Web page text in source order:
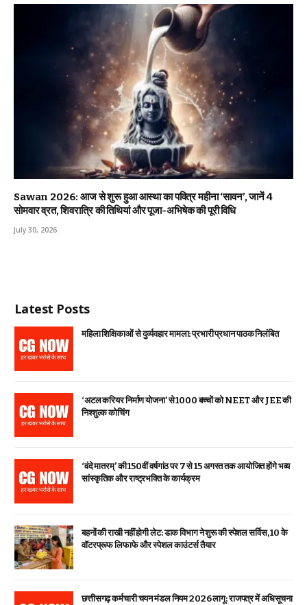
Sawan 2026: आज से शुरू हुआ आस्था का पवित्र महीना ‘सावन’, जानें 4
सोमवार व्रत, शिवरात्रि की तिथियां और पूजा-अभिषेक की पूरी विधि
July 30, 2026
Latest Posts
महिला शिक्षिकाओं से दुर्व्यवहार मामला: प्रभारी प्रधान पाठक निलंबित
‘अटल करियर निर्माण योजना’ से 1000 बच्चों को NEET और JEE की
निश्शुल्क कोचिंग
‘वंदे मातरम्’ की 150वीं वर्षगांठ पर 7 से 15 अगस्त तक आयोजित होंगे भव्य
सांस्कृतिक और राष्ट्रभक्ति के कार्यक्रम
बहनों की राखी नहीं होगी लेट: डाक विभाग ने शुरू की स्पेशल सर्विस, ₹10 के
वॉटरप्रूफ लिफाफे और स्पेशल काउंटर्स तैयार
छत्तीसगढ़ कर्मचारी चयन मंडल नियम 2026 लागू: राजपत्र में अधिसूचना